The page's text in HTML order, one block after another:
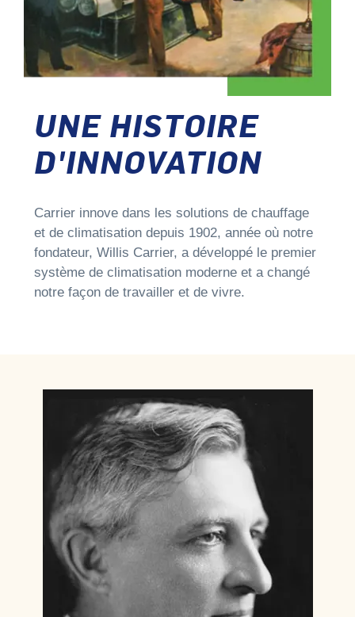
UNE HISTOIRE
D'INNOVATION
Carrier innove dans les solutions de chauffage
et de climatisation depuis 1902, année où notre
fondateur, Willis Carrier, a développé le premier
système de climatisation moderne et a changé
notre façon de travailler et de vivre.